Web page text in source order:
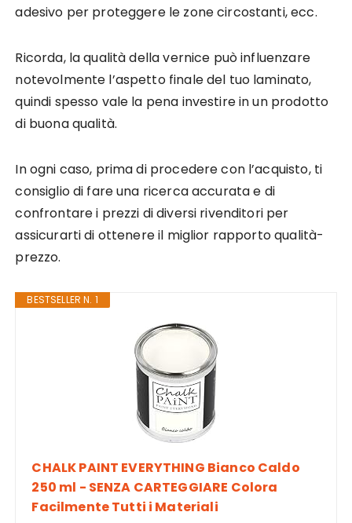
adesivo per proteggere le zone circostanti, ecc.
Ricorda, la qualità della vernice può influenzare
notevolmente l’aspetto finale del tuo laminato,
quindi spesso vale la pena investire in un prodotto
di buona qualità.
In ogni caso, prima di procedere con l’acquisto, ti
consiglio di fare una ricerca accurata e di
confrontare i prezzi di diversi rivenditori per
assicurarti di ottenere il miglior rapporto qualità-
prezzo.
BESTSELLER N. 1
CHALK PAINT EVERYTHING Bianco Caldo
250 ml - SENZA CARTEGGIARE Colora
Facilmente Tutti i Materiali